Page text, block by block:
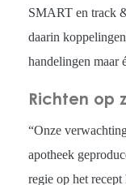
SMART en track
daarin
handelingen maar
Richten op
“Onze
apotheek
regie op het